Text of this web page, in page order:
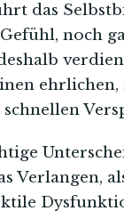
das
noch
ehrlichen,
Verlangen,